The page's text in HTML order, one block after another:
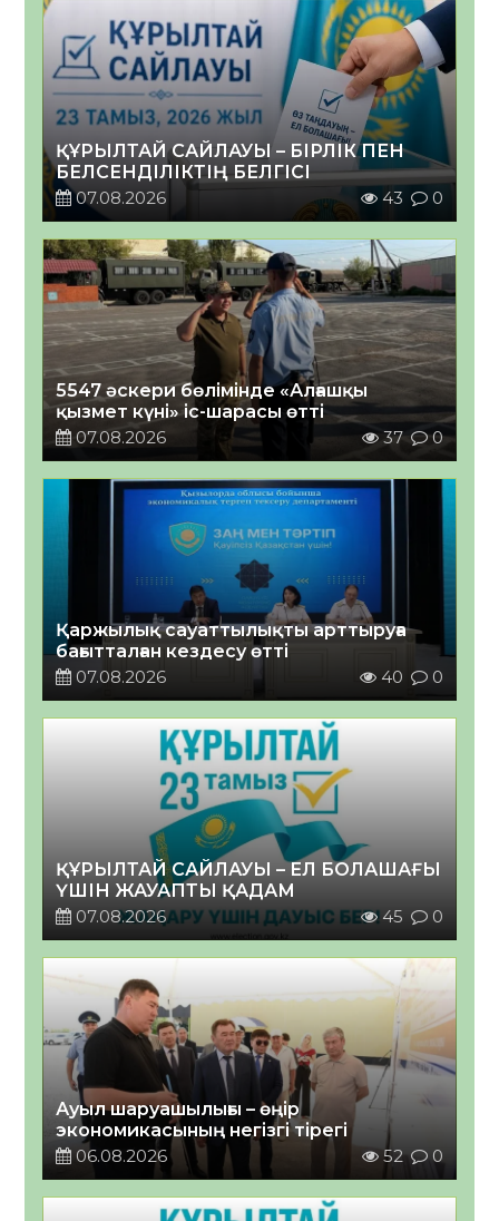
ҚҰРЫЛТАЙ САЙЛАУЫ – БІРЛІК ПЕН
БЕЛСЕНДІЛІКТІҢ БЕЛГІСІ
07.08.2026
43 0
5547 әскери бөлімінде «Алғашқы
қызмет күні» іс-шарасы өтті
07.08.2026
37 0
Қаржылық сауаттылықты арттыруға
бағытталған кездесу өтті
07.08.2026
40 0
ҚҰРЫЛТАЙ САЙЛАУЫ – ЕЛ БОЛАШАҒЫ
ҮШІН ЖАУАПТЫ ҚАДАМ
07.08.2026
45 0
Ауыл шаруашылығы – өңір
экономикасының негізгі тірегі
06.08.2026
52 0